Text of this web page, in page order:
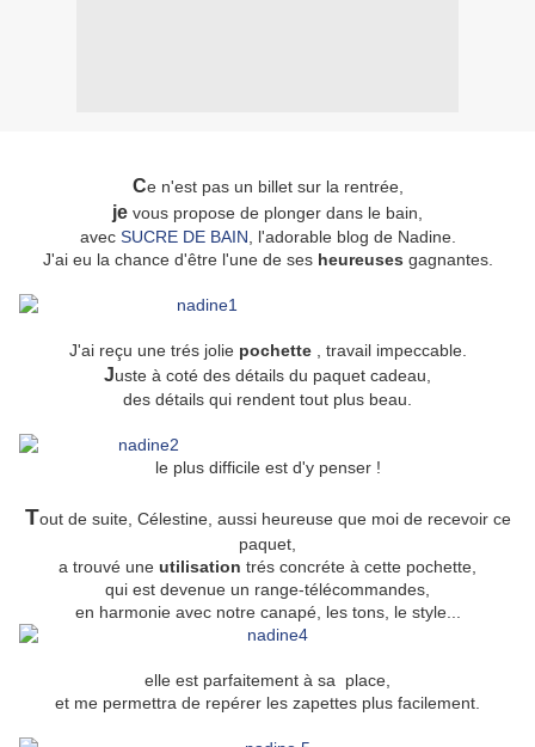
Ce n'est pas un billet sur la rentrée,
je vous propose de plonger dans le bain,
avec SUCRE DE BAIN , l'adorable blog de Nadine.
J'ai eu la chance d'être l'une de ses heureuses gagnantes.
J'ai reçu une trés jolie pochette, travail impeccable.
Juste à coté des détails du paquet cadeau,
des détails qui rendent tout plus beau.
le plus difficile est d'y penser !
Tout de suite, Célestine, aussi heureuse que moi de recevoir ce
paquet,
a trouvé une utilisation trés concréte à cette pochette,
qui est devenue un range-télécommandes,
en harmonie avec notre canapé, les tons, le style...
elle est parfaitement à sa place,
et me permettra de repérer les zapettes plus facilement.